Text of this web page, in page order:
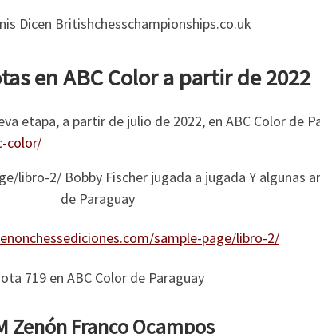
Dicen Britishchesschampionships.co.uk
en ABC Color a partir de 2022
etapa, a partir de julio de 2022, en ABC Color de
color/
sample-page/libro-2/
719 en ABC Color de Paraguay
Zenón Franco Ocampos